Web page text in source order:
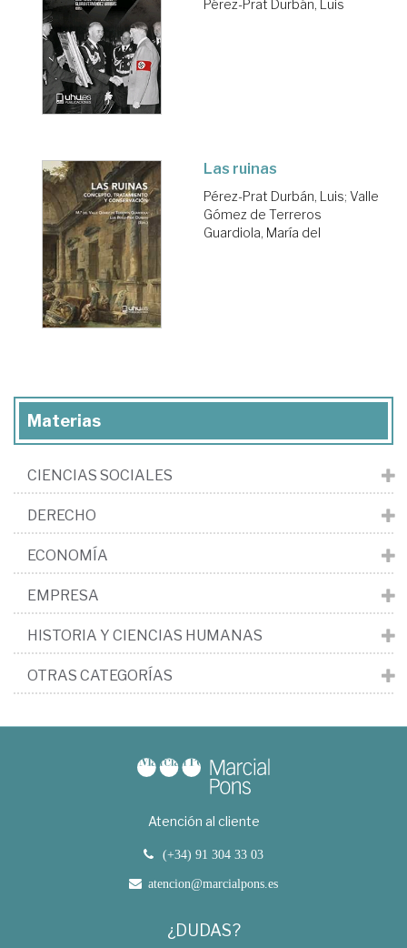
Pérez-Prat Durbán, Luis
Las ruinas
Pérez-Prat Durbán, Luis; Valle
Gómez de Terreros
Guardiola, María del
Materias
CIENCIAS SOCIALES
DERECHO
ECONOMÍA
EMPRESA
HISTORIA Y CIENCIAS HUMANAS
OTRAS CATEGORÍAS
Atención al cliente
(+34) 91 304 33 03
atencion@marcialpons.es
¿DUDAS?